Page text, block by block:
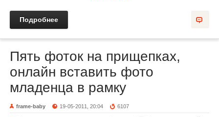
Подробнее
Пять фоток на прищепках,
онлайн вставить фото
младенца в рамку
frame-baby 19-05-2011, 20:04 6107